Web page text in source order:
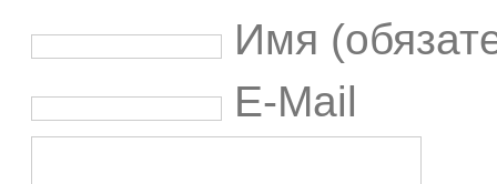
Имя
E-Mail